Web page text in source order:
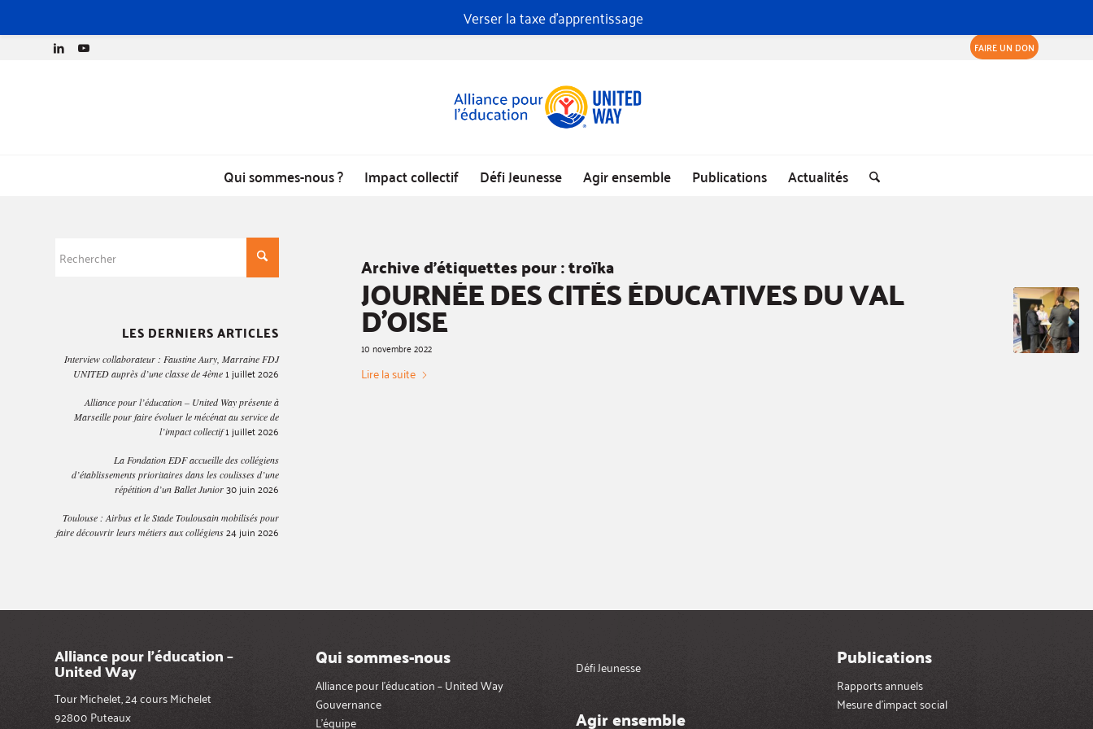
FAIRE UN DON
Qui sommes-nous ? Impact collectif Défi Jeunesse Agir ensemble Publications Actualités
Archive d’étiquettes pour :troïka
JOURNÉE DES CITÉS ÉDUCATIVES DU VAL
D’OISE
10 novembre 2022
Lire la suite
LES DERNIERS ARTICLES
Interview collaborateur : Faustine Aury, Marraine FDJ
UNITED auprès d’une classe de 4ème 1 juillet 2026
Alliance pour l’éducation – United Way présente à
Marseille pour faire évoluer le mécénat au service de
l’impact collectif 1 juillet 2026
La Fondation EDF accueille des collégiens
d’établissements prioritaires dans les coulisses d’une
répétition d’un Ballet Junior 30 juin 2026
Toulouse : Airbus et le Stade Toulousain mobilisés pour
faire découvrir leurs métiers aux collégiens 24 juin 2026
Alliance pour l’éducation –
United Way
Tour Michelet, 24 cours Michelet
92800 Puteaux
Qui sommes-nous
Alliance pour l’éducation – United Way
Gouvernance
L’équipe
Défi Jeunesse
Agir ensemble
Publications
Rapports annuels
Mesure d’impact social
Verser la taxe d'apprentissage